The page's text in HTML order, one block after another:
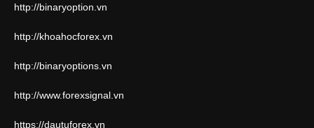
http://binaryoption.vn
http://khoahocforex.vn
http://binaryoptions.vn
http://www.forexsignal.vn
https://dautuforex.vn